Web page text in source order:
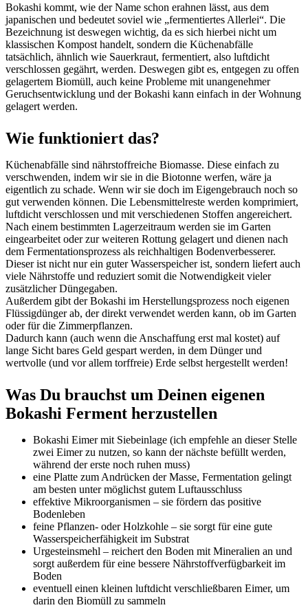
Bokashi kommt, wie der Name schon erahnen lässt, aus dem
japanischen und bedeutet soviel wie „fermentiertes Allerlei“. Die
Bezeichnung ist deswegen wichtig, da es sich hierbei nicht um
klassischen Kompost handelt, sondern die Küchenabfälle
tatsächlich, ähnlich wie Sauerkraut, fermentiert, also luftdicht
verschlossen gegährt, werden. Deswegen gibt es, entgegen zu offen
gelagertem Biomüll, auch keine Probleme mit unangenehmer
Geruchsentwicklung und der Bokashi kann einfach in der Wohnung
gelagert werden.
Wie funktioniert das?
Küchenabfälle sind nährstoffreiche Biomasse. Diese einfach zu
verschwenden, indem wir sie in die Biotonne werfen, wäre ja
eigentlich zu schade. Wenn wir sie doch im Eigengebrauch noch so
gut verwenden können. Die Lebensmittelreste werden komprimiert,
luftdicht verschlossen und mit verschiedenen Stoffen angereichert.
Nach einem bestimmten Lagerzeitraum werden sie im Garten
eingearbeitet oder zur weiteren Rottung gelagert und dienen nach
dem Fermentationsprozess als reichhaltigen Bodenverbesserer.
Dieser ist nicht nur ein guter Wasserspeicher ist, sondern liefert auch
viele Nährstoffe und reduziert somit die Notwendigkeit vieler
zusätzlicher Düngegaben.
Außerdem gibt der Bokashi im Herstellungsprozess noch eigenen
Flüssigdünger ab, der direkt verwendet werden kann, ob im Garten
oder für die Zimmerpflanzen.
Dadurch kann (auch wenn die Anschaffung erst mal kostet) auf
lange Sicht bares Geld gespart werden, in dem Dünger und
wertvolle (und vor allem torffreie) Erde selbst hergestellt werden!
Was Du brauchst um Deinen eigenen
Bokashi Ferment herzustellen
Bokashi Eimer mit Siebeinlage (ich empfehle an dieser Stelle
zwei Eimer zu nutzen, so kann der nächste befüllt werden,
während der erste noch ruhen muss)
eine Platte zum Andrücken der Masse, Fermentation gelingt
am besten unter möglichst gutem Luftausschluss
effektive Mikroorganismen – sie fördern das positive
Bodenleben
feine Pflanzen- oder Holzkohle – sie sorgt für eine gute
Wasserspeicherfähigkeit im Substrat
Urgesteinsmehl – reichert den Boden mit Mineralien an und
sorgt außerdem für eine bessere Nährstoffverfügbarkeit im
Boden
eventuell einen kleinen luftdicht verschließbaren Eimer, um
darin den Biomüll zu sammeln